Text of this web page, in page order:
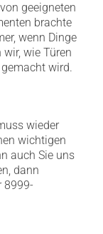
geeigneten
brachte
wenn Dinge
wie Türen
wird.
wieder
wichtigen
auch Sie uns
dann
8999-